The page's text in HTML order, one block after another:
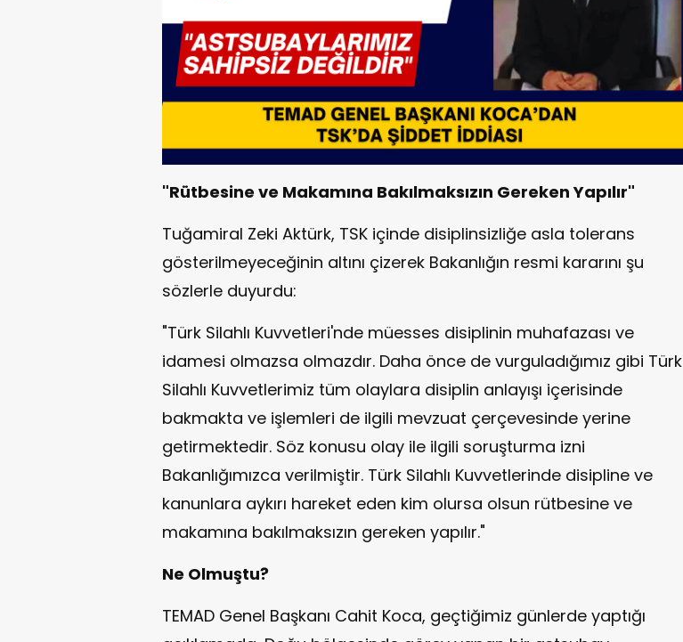
"Rütbesine ve Makamına Bakılmaksızın Gereken Yapılır"
Tuğamiral Zeki Aktürk, TSK içinde disiplinsizliğe asla tolerans
gösterilmeyeceğinin altını çizerek Bakanlığın resmi kararını şu
sözlerle duyurdu:
"Türk Silahlı Kuvvetleri'nde müesses disiplinin muhafazası ve
idamesi olmazsa olmazdır. Daha önce de vurguladığımız gibi Türk
Silahlı Kuvvetlerimiz tüm olaylara disiplin anlayışı içerisinde
bakmakta ve işlemleri de ilgili mevzuat çerçevesinde yerine
getirmektedir. Söz konusu olay ile ilgili soruşturma izni
Bakanlığımızca verilmiştir. Türk Silahlı Kuvvetlerinde disipline ve
kanunlara aykırı hareket eden kim olursa olsun rütbesine ve
makamına bakılmaksızın gereken yapılır."
Ne Olmuştu?
TEMAD Genel Başkanı Cahit Koca, geçtiğimiz günlerde yaptığı